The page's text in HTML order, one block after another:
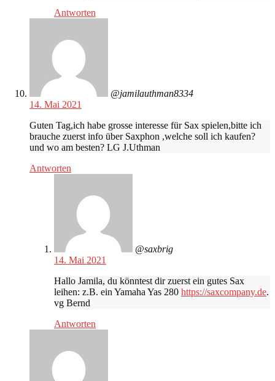
Antworten
@jamilauthman8334
14. Mai 2021
Guten Tag,ich habe grosse interesse für Sax spielen,bitte ich
brauche zuerst info über Saxphon ,welche soll ich kaufen?
und wo am besten? LG J.Uthman
Antworten
@saxbrig
14. Mai 2021
Hallo Jamila, du könntest dir zuerst ein gutes Sax
leihen: z.B. ein Yamaha Yas 280 https://saxcompany.de.
vg Bernd
Antworten